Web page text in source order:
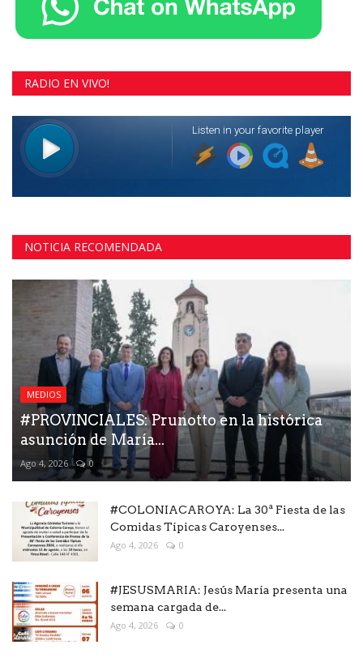
RADIO EN VIVO!
NOTICIA RECOMENDADA
MEDIOS
#PROVINCIALES: Prunotto en la histórica
asunción de María...
Ago 4, 2026 0
#COLONIACAROYA: La 30ª Fiesta de las
Comidas Típicas Caroyenses...
Ago 4, 2026 0
#JESUSMARIA: Jesús María presenta una
semana cargada de...
Ago 4, 2026 0